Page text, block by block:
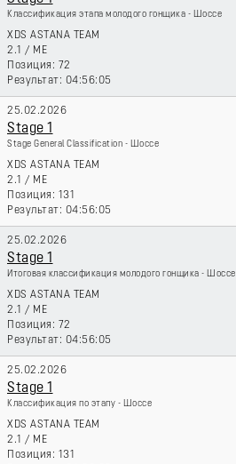
Классификация этапа молодого гонщика - Шоссе
XDS ASTANA TEAM
2.1 / ME
72
04:56:05
25.02.2026
Stage 1
Stage General Classification - Шоссе
XDS ASTANA TEAM
2.1 / ME
131
04:56:05
25.02.2026
Stage 1
Итоговая классификация молодого гонщика - Шоссе
XDS ASTANA TEAM
2.1 / ME
72
04:56:05
25.02.2026
Stage 1
Классификация по этапу - Шоссе
XDS ASTANA TEAM
2.1 / ME
131